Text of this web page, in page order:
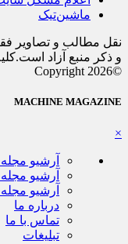
ماشین‌تیک
نقل مطالب و تصاویر
و ذکر منبع آزاد
©Copyright 2026
MACHINE MAGAZINE
×
آرشیو
آرشیو مجله
آرشیو مجله
درباره ما
تماس با ما
تبلیغات